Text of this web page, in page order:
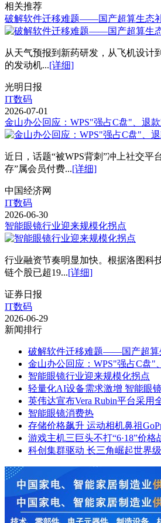
相关推荐
破解软件迁移难题——国产超算生态
从天气预报到新药研发，从飞机设计
的发动机...[详细]
光明日报
IT数码
2026-07-01
金山办公回应：WPS"强占C盘"、退
近日，话题“被WPS背刺”冲上社交
存”属会员付费...[详细]
中国经济网
IT数码
2026-06-30
智能眼镜行业迎来规模化拐点
行业融资节奏明显加快。根据洛图科
链个股已超19...[详细]
证券日报
IT数码
2026-06-29
新闻排行
破解软件迁移难题——国产超算
金山办公回应：WPS"强占C盘"
智能眼镜行业迎来规模化拐点
轻量化AI设备需求激增 智能眼
英伟达宣布Vera Rubin平台采用
智能眼镜消费热
存储价格飙升 运动相机鼻祖
游戏主机三巨头不打“6·18”价格
科创集群驱动 长三角崛起世界